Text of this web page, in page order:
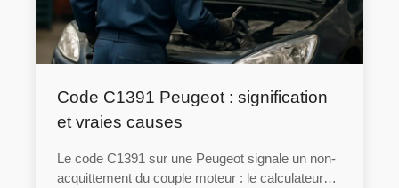
Code C1391 Peugeot : signification
et vraies causes
Le code C1391 sur une Peugeot signale un non-
acquittement du couple moteur : le calculateur…